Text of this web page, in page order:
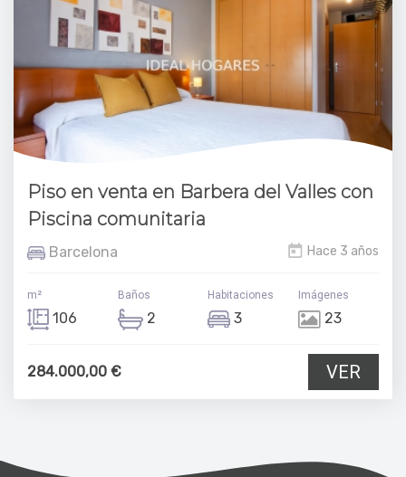
Piso en venta en Barbera del Valles con
Piscina comunitaria
Barcelona Hace 3 años
m²
106
Baños
2
Habitaciones
3
Imágenes
23
284.000,00 € VER